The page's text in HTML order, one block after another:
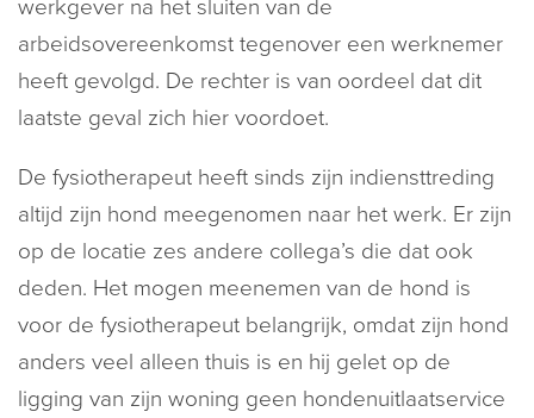
werkgever na het sluiten van de
arbeidsovereenkomst tegenover een werknemer
heeft gevolgd. De rechter is van oordeel dat dit
laatste geval zich hier voordoet.
De fysiotherapeut heeft sinds zijn indiensttreding
altijd zijn hond meegenomen naar het werk. Er zijn
op de locatie zes andere collega’s die dat ook
deden. Het mogen meenemen van de hond is
voor de fysiotherapeut belangrijk, omdat zijn hond
anders veel alleen thuis is en hij gelet op de
ligging van zijn woning geen hondenuitlaatservice